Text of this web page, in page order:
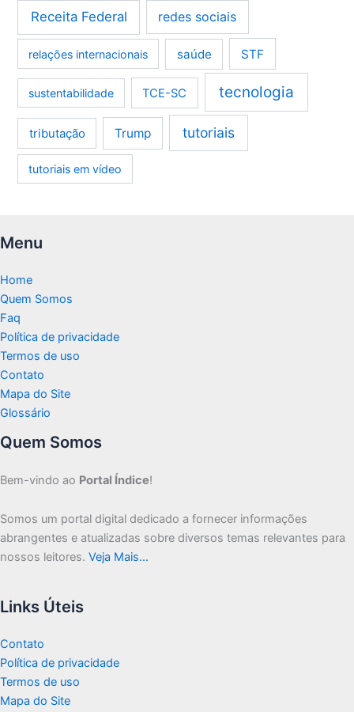
Receita Federal redes sociais
relações internacionais saúde STF
sustentabilidade TCE-SC tecnologia
tributação Trump tutoriais
tutoriais em vídeo
Menu
Home
Quem Somos
Faq
Política de privacidade
Termos de uso
Contato
Mapa do Site
Glossário
Quem Somos
Bem-vindo ao Portal Índice!
Somos um portal digital dedicado a fornecer informações
abrangentes e atualizadas sobre diversos temas relevantes para
nossos leitores. Veja Mais…
Links Úteis
Contato
Política de privacidade
Termos de uso
Mapa do Site